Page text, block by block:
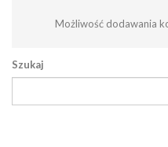
Możliwość dodawania
Szukaj